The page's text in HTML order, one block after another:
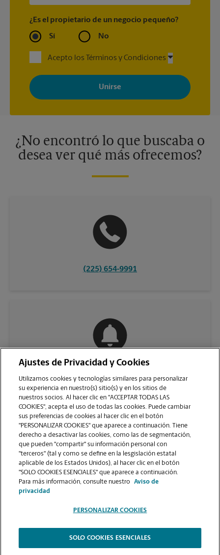
¿Es el propietario de un negocio pequeño?
Sí No
Acepto los Términos y Condiciones
Al registrarse, acepta recibir correos electrónicos de The UPS
Store con noticias, ofertas especiales, promociones y mensajes
adaptados a sus intereses. Puede darse de baja en cualquier
momento. Para más información, consulte nuestra política de
¿No encontró lo que buscaba o
desea ver qué más ofrecemos?
(225) 654-9991
VER LA PÁGINA DE LA TIENDA
2026.
The UPS Store | Aviso de Privacidad | Términos de Uso del Sitio Web |
Ajustes de Privacidad y Cookies
Utilizamos cookies y tecnologías similares para personalizar
su experiencia en nuestro(s) sitio(s) y en los sitios de
nuestros socios. Al hacer clic en "ACCEPTAR TODAS LAS
COOKIES", acepta el uso de todas las cookies. Puede cambiar
sus preferencias de cookies al hacer clic en el botón
"PERSONALIZAR COOKIES" que aparece a continuación. Tiene
derecho a desactivar las cookies, como las de segmentación,
que pueden "compartir" su información personal con
"terceros" (tal y como se define en la lesgislación estatal
aplicable de los Estados Unidos), al hacer clic en el botón
"SOLO COOKIES ESENCIALES" que aparece a continuación.
Para más información, consulte nuestro
Aviso de
privacidad
PERSONALIZAR COOKIES
SOLO COOKIES ESENCIALES